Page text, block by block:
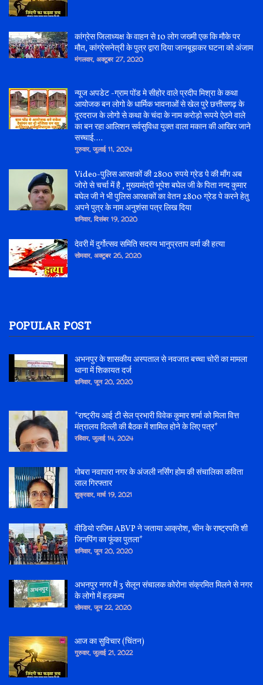
कांग्रेस जिलाध्यक्ष के वाहन से 10 लोग जख्मी एक कि मौके पर
मौत, कांग्रेसनेत्री के पुत्र द्वारा दिया जानबूझकर घटना को अंजाम
मंगलवार, अक्टूबर 27, 2020
न्यूज अपडेट -ग्राम पोंड मे सीहोर वाले प्रदीप मिश्रा के कथा
आयोजक बन लोगो के धार्मिक भावनाओं से खेल पुरे छत्तीसगढ़ के
दूरदराज के लोगो से कथा के चंदा के नाम करोड़ो रूपये ऐठने वाले
का बन रहा आलिशन सर्वसुविधा युक्त वाला मकान की आखिर जाने
सच्चाई....
गुरुवार, जुलाई 11, 2024
Video-पुलिस आरक्षकों की 2800 रुपये ग्रेड पे की माँग अब
जोरो से चर्चा में है , मुख्यमंत्री भूपेश बघेल जी के पिता नन्द कुमार
बघेल जी ने भी पुलिस आरक्षकों का वेतन 2800 ग्रेड पे करने हेतु
अपने पुत्र के नाम अनुशंसा पत्र लिख दिया
शनिवार, दिसंबर 19, 2020
देवरी में दुर्गोत्सव समिति सदस्य भानुप्रताप वर्मा की हत्या
सोमवार, अक्टूबर 26, 2020
POPULAR POST
अभनपुर के शासकीय अस्पताल से नवजात बच्चा चोरी का मामला
थाना में शिकायत दर्ज
शनिवार, जून 20, 2020
*राष्ट्रीय आई टी सेल प्रभारी विवेक कुमार शर्मा को मिला वित्त
मंत्रालय दिल्ली की बैठक में शामिल होने के लिए पत्र*
रविवार, जुलाई 14, 2024
गोबरा नवापारा नगर के अंजली नर्सिंग होम की संचालिका कविता
लाल गिरफ्तार
शुक्रवार, मार्च 19, 2021
वीडियो राजिम ABVP ने जताया आक्रोश, चीन के राष्ट्रपति शी
जिनपिंग का फूंका पुतला*
शनिवार, जून 20, 2020
अभनपुर नगर में 3 सेलून संचालक कोरोना संक्रमित मिलने से नगर
के लोगो में हड़कम्प
सोमवार, जून 22, 2020
आज का सुविचार (चिंतन)
गुरुवार, जुलाई 21, 2022